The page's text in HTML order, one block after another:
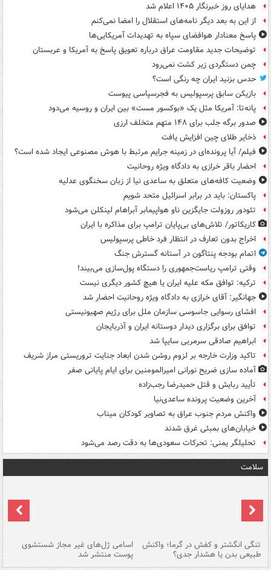
هدایای روز خبرنگار ۱۴۰۵ اعلام شد
از این به بعد دیگر نامه‌های استقلال را امضا نمی‌کنم
پاسخ معنادار هوافضای سپاه به تهدیدات آمریکایی‌ها
توضیحات جدید مقاومت عراق درباره تعویق پاسخ به آمریکا و عربستان
چمن دستگردی زیر کشت نمی‌رود
حدس بزنید ایران چه رنگی است؟
بازیکن سابق پرسپولیس به فجرسپاسی پیوست
پانه‌تا: آمریکا مثل یک «بوکسور مست» بین ایران و روسیه می‌دود
صدور برگه جلب برای ۱۴۸ متهم متخلف ارزی
ذخایر طلای چین افزایش یافت
فیلم/ آیا پرونده‌ای در زمینه جرایم مرتبط با هوش مصنوعی ایجاد شده است؟
احضار باقر خرازی به دادگاه ویژه روحانیت
وضعیت کافه‌های متعلق به ساعدی نیا از زبان سخنگوی عدلیه
پاکستان: باید در برابر اسرائیل متحد شویم
تئودور روزولت جایگزین ناو هواپیمابر آبراهام لینکلن می‌شود
کاریکاتور/ تلاش‌های بی‌پایان ترامپ برای مذاکره با ایران
اخراج بدون تعارف در انتظار فرد خاطی پرسپولیس
اتمام بودجه پنتاگون در آستانه گسترش جنگ
وقتی ترامپ ریاست‌جمهوری را دستگاه پول‌سازی می‌بیند!
ترکیه: توافق مکه علیه ایران یا هیچ کشور دیگری نیست
جهانگیر: آقای خرازی به دادگاه ویژه روحانیت احضار شد
افشای رسوایی جاسوسی سازمان ملل برای رژیم صهیونیستی
توافق برای برگزاری دیدار دوستانه ایران و آذربایجان
ابراهیم صادقی سرمربی سایپا شد
تاکید وزارت خارجه بر لزوم روشن شدن ابعاد جنایت تروریستی مراز شریف
آماده سازی ضریح نورانی امیرالمومنین برای ایام پایانی صفر
تأیید ربایش و قتل حمیدرضا رجب‌زاده
آخرین وضعیت پرونده ساعدی‌نیا
واکنش مردم جنوب عراق به تصاویر کودکان میناب
خیابان‌های بمبئی غرق شدند
تحلیلگر یمنی: تحرکات سعودی‌ها به دقت رصد می‌شود
سلامت
تنگی انگشتر و کفش در گرما؛ واکنش
طبیعی بدن یا هشدار جدی؟
اسامی ژل‌های غیر مجاز شستشوی
پوست منتشر شد